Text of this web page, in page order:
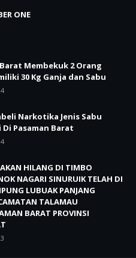
ONE
Membekuk 2 Orang
30 Kg Ganja dan Sabu
Narkotika Jenis Sabu
Pasaman Barat
HILANG DI TIMBO
NAGARI SINURUIK TELAH DI
LUBUAK PANJANG
TALAMAU
BARAT PROVINSI